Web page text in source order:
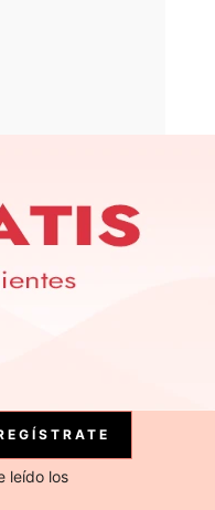
DE SHEIN
leído los